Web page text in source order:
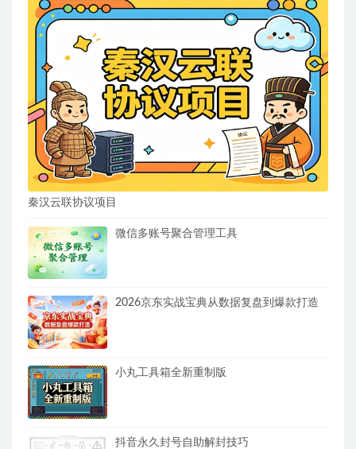
秦汉云联协议项目
微信多账号聚合管理工具
2026京东实战宝典从数据复盘到爆款打造
小丸工具箱全新重制版
抖音永久封号自助解封技巧